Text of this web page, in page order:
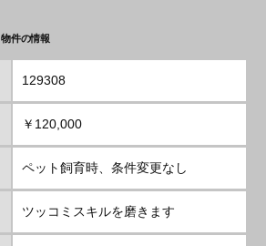
物件の情報
129308
￥120,000
ペット飼育時、条件変更なし
ツッコミスキルを磨きます